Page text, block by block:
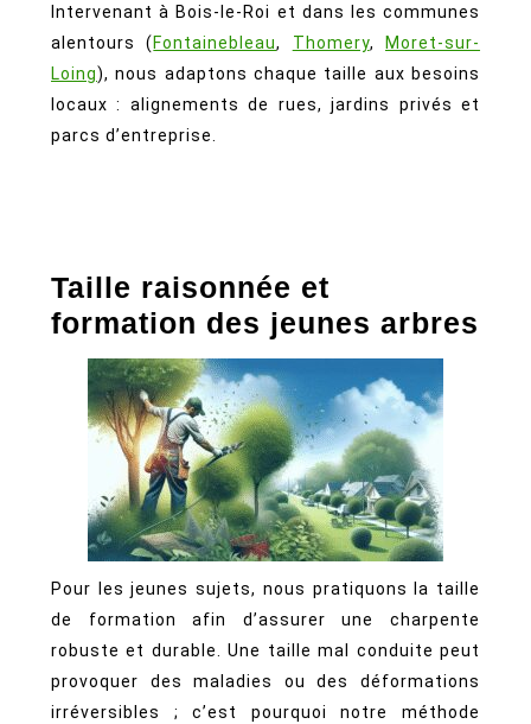
Intervenant à Bois-le-Roi et dans les communes
alentours ( Fontainebleau, Thomery,
Moret-sur-
Loing), nous adaptons chaque taille aux besoins
locaux : alignements de rues, jardins privés et
parcs d’entreprise.
Taille raisonnée et
formation des jeunes arbres
Pour les jeunes sujets, nous pratiquons la taille
de formation afin d’assurer une charpente
robuste et durable. Une taille mal conduite peut
provoquer des maladies ou des déformations
irréversibles ; c’est pourquoi notre méthode